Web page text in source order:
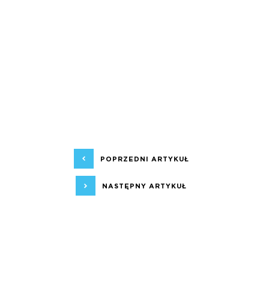
POPRZEDNI ARTYKUŁ
NASTĘPNY ARTYKUŁ